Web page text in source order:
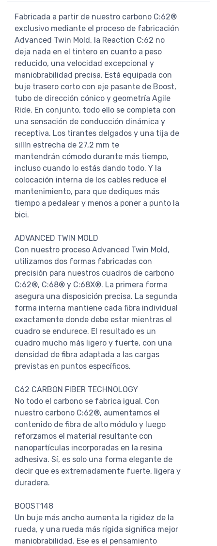
Fabricada a partir de nuestro carbono C:62®
exclusivo mediante el proceso de fabricación
Advanced Twin Mold, la Reaction C:62 no
deja nada en el tintero en cuanto a peso
reducido, una velocidad excepcional y
maniobrabilidad precisa. Está equipada con
buje trasero corto con eje pasante de Boost,
tubo de dirección cónico y geometría Agile
Ride. En conjunto, todo ello se completa con
una sensación de conducción dinámica y
receptiva. Los tirantes delgados y una tija de
sillín estrecha de 27,2 mm te
mantendrán cómodo durante más tiempo,
incluso cuando lo estás dando todo. Y la
colocación interna de los cables reduce el
mantenimiento, para que dediques más
tiempo a pedalear y menos a poner a punto la
bici.
ADVANCED TWIN MOLD
Con nuestro proceso Advanced Twin Mold,
utilizamos dos formas fabricadas con
precisión para nuestros cuadros de carbono
C:62®, C:68® y C:68X®. La primera forma
asegura una disposición precisa. La segunda
forma interna mantiene cada fibra individual
exactamente donde debe estar mientras el
cuadro se endurece. El resultado es un
cuadro mucho más ligero y fuerte, con una
densidad de fibra adaptada a las cargas
previstas en puntos específicos.
C62 CARBON FIBER TECHNOLOGY
No todo el carbono se fabrica igual. Con
nuestro carbono C:62®, aumentamos el
contenido de fibra de alto módulo y luego
reforzamos el material resultante con
nanopartículas incorporadas en la resina
adhesiva. Sí, es solo una forma elegante de
decir que es extremadamente fuerte, ligera y
duradera.
BOOST148
Un buje más ancho aumenta la rigidez de la
rueda, y una rueda más rígida significa mejor
maniobrabilidad. Ese es el pensamiento